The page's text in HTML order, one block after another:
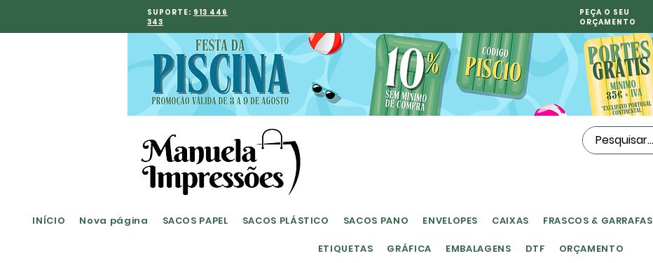
SUPORTE: 913 446
343
PEÇA O SEU
ORÇAMENTO
INÍCIO Nova página SACOS PAPEL SACOS PLÁSTICO SACOS PANO ENVELOPES CAIXAS FRASCOS & GARRAFAS
ETIQUETAS GRÁFICA EMBALAGENS DTF ORÇAMENTO